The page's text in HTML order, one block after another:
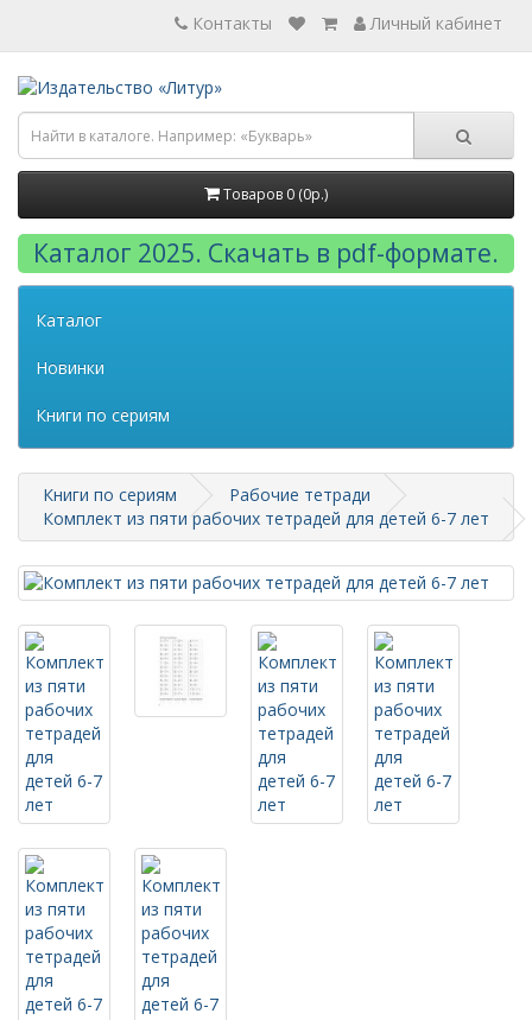
Контакты Личный кабинет
Товаров 0 (0р.)
Каталог 2025. Скачать в pdf-формате.
Каталог
Новинки
Книги по сериям
Книги по сериям
Рабочие тетради
Комплект из пяти рабочих тетрадей для детей 6-7 лет